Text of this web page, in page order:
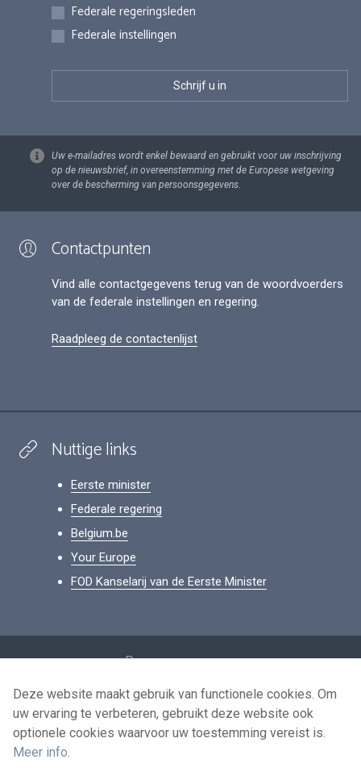
Federale regeringsleden
Federale instellingen
Uw e-mailadres wordt enkel bewaard en gebruikt voor uw inschrijving
op de nieuwsbrief, in overeenstemming met de Europese wetgeving
over de bescherming van persoonsgegevens.
Contactpunten
Vind alle contactgegevens terug van de woordvoerders
van de federale instellingen en regering.
Raadpleeg de contactenlijst
Nuttige links
Eerste minister
Federale regering
Belgium.be
Your Europe
FOD Kanselarij van de Eerste Minister
Persoonsgegevens
Voorwaarden voor het hergebruik
Contacteer ons
Deze website maakt gebruik van functionele cookies. Om
uw ervaring te verbeteren, gebruikt deze website ook
optionele cookies waarvoor uw toestemming vereist is.
Meer info.